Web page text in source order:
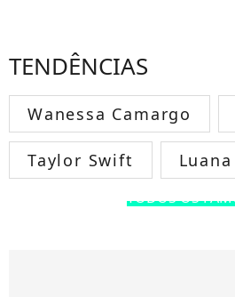
TENDÊNCIAS
Wanessa Camargo
Taylor Swift
TODOS OS